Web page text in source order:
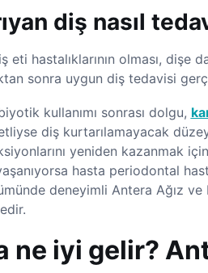
diş nasıl
hastalıklarının olması, dişe
sonra uygun diş tedavisi
kullanımı sonrası dolgu,
diş kurtarılamayacak
yeniden kazanmak için
hasta periodontal
deneyimli Antera Ağız ve
ne iyi gelir?